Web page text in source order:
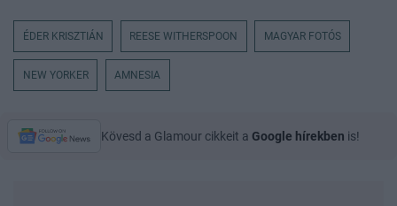
ÉDER KRISZTIÁN REESE WITHERSPOON MAGYAR FOTÓS
NEW YORKER AMNESIA
Kövesd a Glamour cikkeit a Google hírekben is!